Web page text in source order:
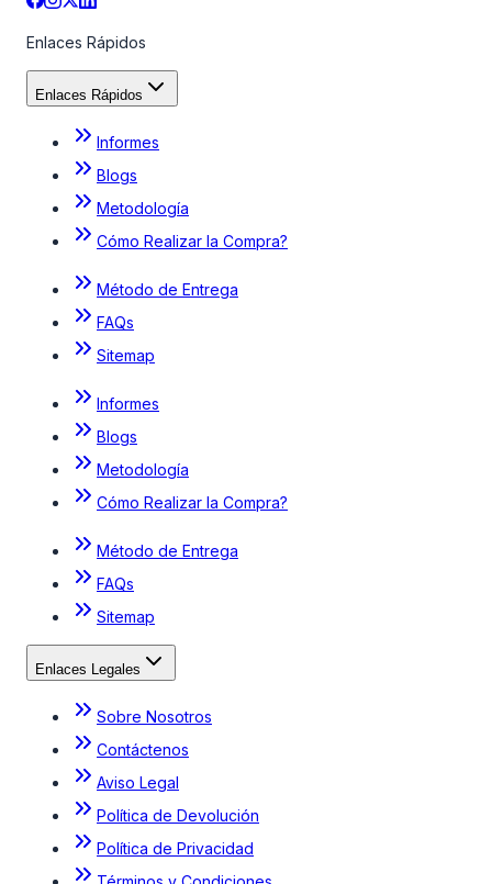
Enlaces Rápidos
Enlaces Rápidos
Informes
Blogs
Metodología
Cómo Realizar la Compra?
Método de Entrega
FAQs
Sitemap
Informes
Blogs
Metodología
Cómo Realizar la Compra?
Método de Entrega
FAQs
Sitemap
Enlaces Legales
Sobre Nosotros
Contáctenos
Aviso Legal
Política de Devolución
Política de Privacidad